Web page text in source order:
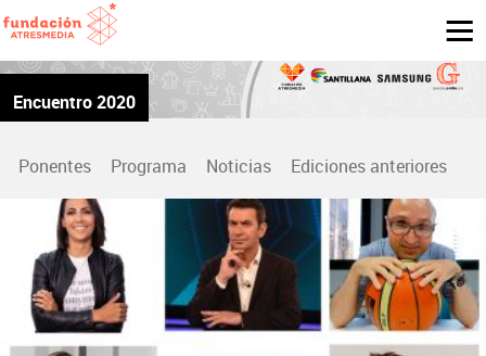
Encuentro 2020
Ponentes Programa Noticias Ediciones anteriores